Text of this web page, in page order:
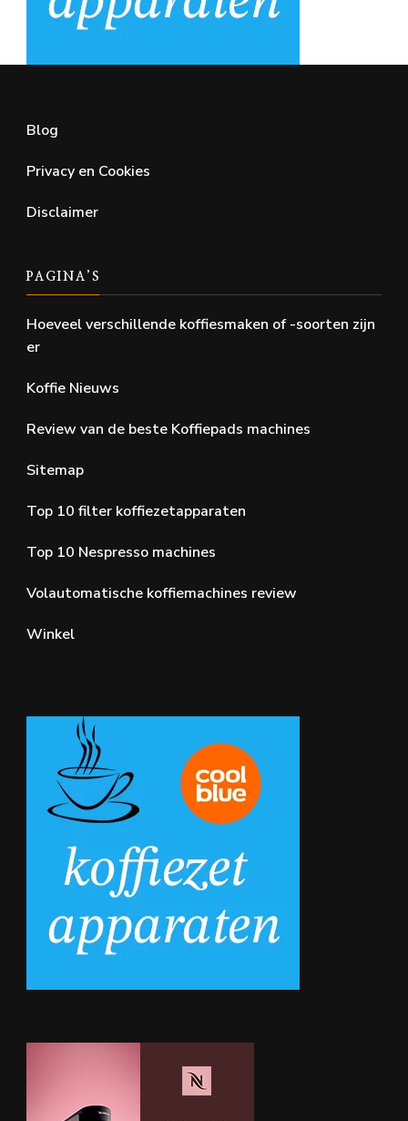
Blog
Privacy en Cookies
Disclaimer
PAGINA’S
Hoeveel verschillende koffiesmaken of -soorten zijn
er
Koffie Nieuws
Review van de beste Koffiepads machines
Sitemap
Top 10 filter koffiezetapparaten
Top 10 Nespresso machines
Volautomatische koffiemachines review
Winkel